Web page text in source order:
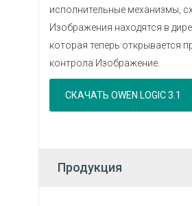
исполнительные механизмы,
Изображения находятся в
которая теперь открывается
контрола Изображение.
СКАЧАТЬ OWEN LOGIC 3.1
Продукция